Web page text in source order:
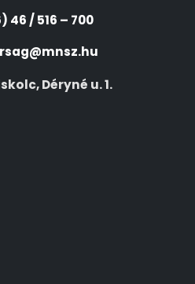
46 / 516 – 700
Déryné u. 1.